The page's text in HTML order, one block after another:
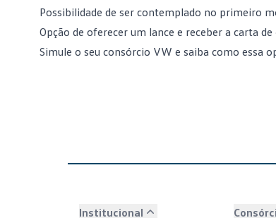
Possibilidade de ser contemplado no primeiro
Opção de oferecer um lance e receber a carta
Simule o seu consórcio VW e saiba como essa
Institucional